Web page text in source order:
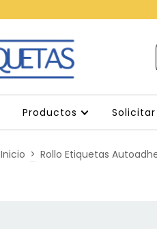
Productos
Inicio > Rollo Etiquetas